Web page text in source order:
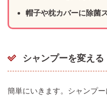
帽子や枕カバーに除菌
シャンプーを変える
簡単にいきます。シャンプ